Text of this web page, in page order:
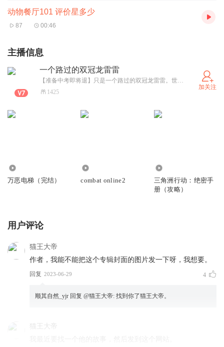
动物餐厅101 评价星多少
87 00:46
主播信息
一个路过的双冠龙雷雷
【准备中考即将退】只是一个路过的双冠龙雷雷。世界没有绝对的公平。台上讲道义，台下走利益。
1425
加关注
万恶电梯（完结） combat online2
三角洲行动：绝密手
册（攻略）
用户评论
猫王大帝
作者，我能不能把这个专辑封面的图片发一下呀，我想要。
回复 2023-06-29 4
顺其自然_yjr 回复 @猫王大帝: 找到你了猫王大帝。
猫王大帝